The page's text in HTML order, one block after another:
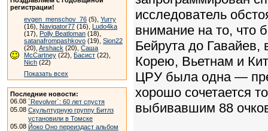
регистрации!
evgen_menschov_76 (5), Yurry
(16), Navigator77 (16), Ludo4ka
(17), Polly Beatloman (18),
satanafrompashkovo (19), Sion22
(20), Arshack (20), Саша
McCartney (22), Басист (22),
Nich (22)
Показать всех
Последние новости:
06.08 `Revolver`: 60 лет спустя
05.08 Скульптурную группу Битлз
установили в Томске
05.08 Йоко Оно переиздаст альбом
исследователь
внимание на то, что
Бейрута до
Корею, Вьетнам и
ЦРУ была одна —
хорошо сочетается
выбивавшим 88